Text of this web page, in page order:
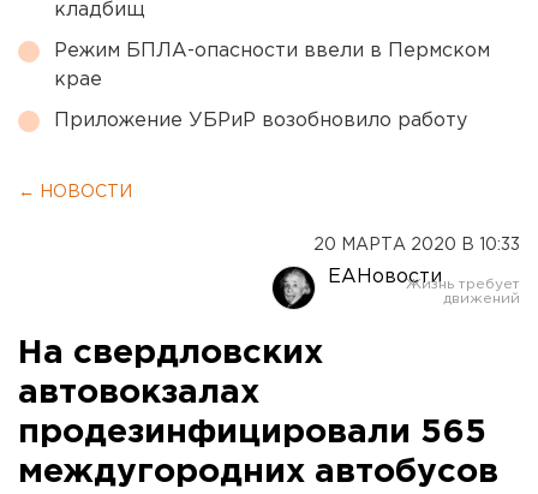
кладбищ
Режим БПЛА-опасности ввели в Пермском
крае
Приложение УБРиР возобновило работу
← НОВОСТИ
20 МАРТА 2020 В 10:33
ЕАНовости
На свердловских
автовокзалах
продезинфицировали 565
междугородних автобусов